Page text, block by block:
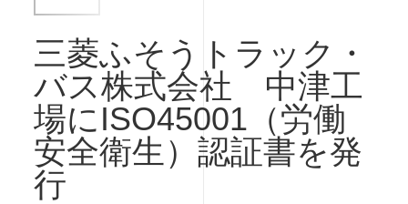
三菱ふそうトラック・
バス株式会社 中津工
場にISO45001（労働
安全衛生）認証書を発
行